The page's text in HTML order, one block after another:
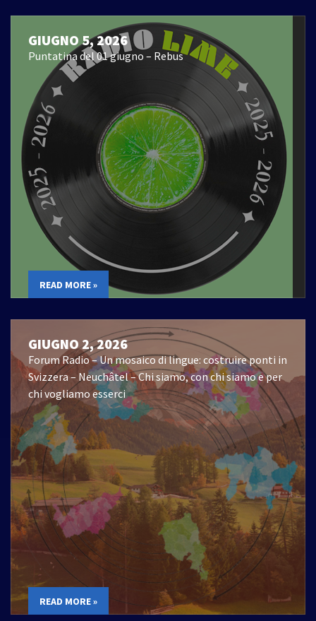
GIUGNO 5, 2026
Puntatina del 01 giugno – Rebus
READ MORE »
GIUGNO 2, 2026
Forum Radio – Un mosaico di lingue: costruire ponti in
Svizzera – Neuchâtel – Chi siamo, con chi siamo e per
chi vogliamo esserci
READ MORE »